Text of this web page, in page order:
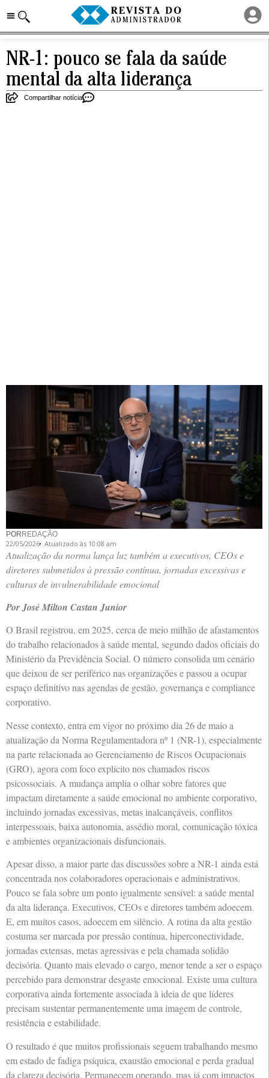
NR-1: pouco se fala da saúde
mental da alta liderança
Compartilhar notícia
PORREDAÇÃO
22/05/2026 Atualizado às 10:08 am
Atualização da norma lança luz também a executivos, CEOs e
diretores submetidos à pressão contínua, jornadas excessivas e
culturas de invulnerabilidade emocional
Por José Milton Castan Junior
O Brasil registrou, em 2025, cerca de meio milhão de afastamentos
do trabalho relacionados à saúde mental, segundo dados oficiais do
Ministério da Previdência Social. O número consolida um cenário
que deixou de ser periférico nas organizações e passou a ocupar
espaço definitivo nas agendas de gestão, governança e compliance
corporativo.
Nesse contexto, entra em vigor no próximo dia 26 de maio a
atualização da Norma Regulamentadora nº 1 (NR-1), especialmente
na parte relacionada ao Gerenciamento de Riscos Ocupacionais
(GRO), agora com foco explícito nos chamados riscos
psicossociais. A mudança amplia o olhar sobre fatores que
impactam diretamente a saúde emocional no ambiente corporativo,
incluindo jornadas excessivas, metas inalcançáveis, conflitos
interpessoais, baixa autonomia, assédio moral, comunicação tóxica
e ambientes organizacionais disfuncionais.
Apesar disso, a maior parte das discussões sobre a NR-1 ainda está
concentrada nos colaboradores operacionais e administrativos.
Pouco se fala sobre um ponto igualmente sensível: a saúde mental
da alta liderança. Executivos, CEOs e diretores também adoecem.
E, em muitos casos, adoecem em silêncio. A rotina da alta gestão
costuma ser marcada por pressão contínua, hiperconectividade,
jornadas extensas, metas agressivas e pela chamada solidão
decisória. Quanto mais elevado o cargo, menor tende a ser o espaço
percebido para demonstrar desgaste emocional. Existe uma cultura
corporativa ainda fortemente associada à ideia de que líderes
precisam sustentar permanentemente uma imagem de controle,
resistência e estabilidade.
O resultado é que muitos profissionais seguem trabalhando mesmo
em estado de fadiga psíquica, exaustão emocional e perda gradual
da clareza decisória. Permanecem operando, mas já com impactos